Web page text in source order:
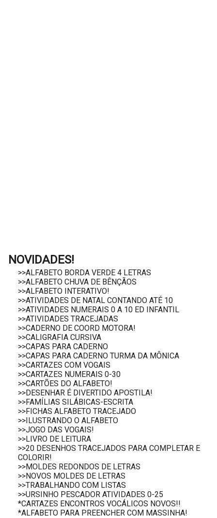
NOVIDADES!
>>ALFABETO BORDA VERDE 4 LETRAS
>>ALFABETO CHUVA DE BÊNÇÃOS
>>ALFABETO INTERATIVO!
>>ATIVIDADES DE NATAL CONTANDO ATÉ 10
>>ATIVIDADES NUMERAIS 0 A 10 ED INFANTIL
>>ATIVIDADES TRACEJADAS
>>CADERNO DE COORD MOTORA!
>>CALIGRAFIA CURSIVA
>>CAPAS PARA CADERNO
>>CAPAS PARA CADERNO TURMA DA MÔNICA
>>CARTAZES COM VOGAIS
>>CARTAZES NUMERAIS 0-30
>>CARTÕES DO ALFABETO!
>>DESENHAR É DIVERTIDO APOSTILA!
>>FAMÍLIAS SILÁBICAS-ESCRITA
>>FICHAS ALFABETO TRACEJADO
>>ILUSTRANDO O ALFABETO
>>JOGO DAS VOGAIS!
>>LIVRO DE LEITURA
>>20 DESENHOS TRACEJADOS PARA COMPLETAR E
COLORIR!
>>MOLDES REDONDOS DE LETRAS
>>NOVOS MOLDES DE LETRAS
>>TRABALHANDO COM LISTAS
>>URSINHO PESCADOR ATIVIDADES 0-25
*CARTAZES ENCONTROS VOCÁLICOS NOVOS!!
*ALFABETO PARA PREENCHER COM MASSINHA!